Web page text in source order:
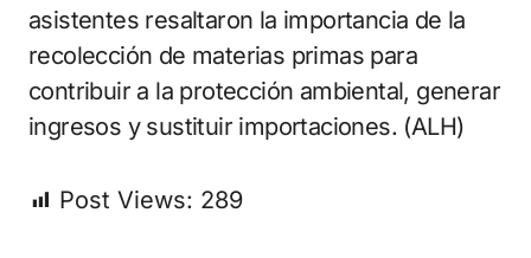
asistentes resaltaron la importancia de la
recolección de materias primas para
contribuir a la protección ambiental, generar
ingresos y sustituir importaciones. (ALH)
Post Views: 289